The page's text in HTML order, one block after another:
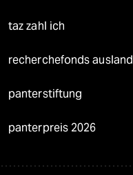
taz zahl ich
recherchefonds ausland
panterstiftung
panterpreis 2026